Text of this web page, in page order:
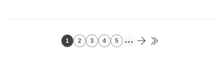
1 2 3 4 5 ...